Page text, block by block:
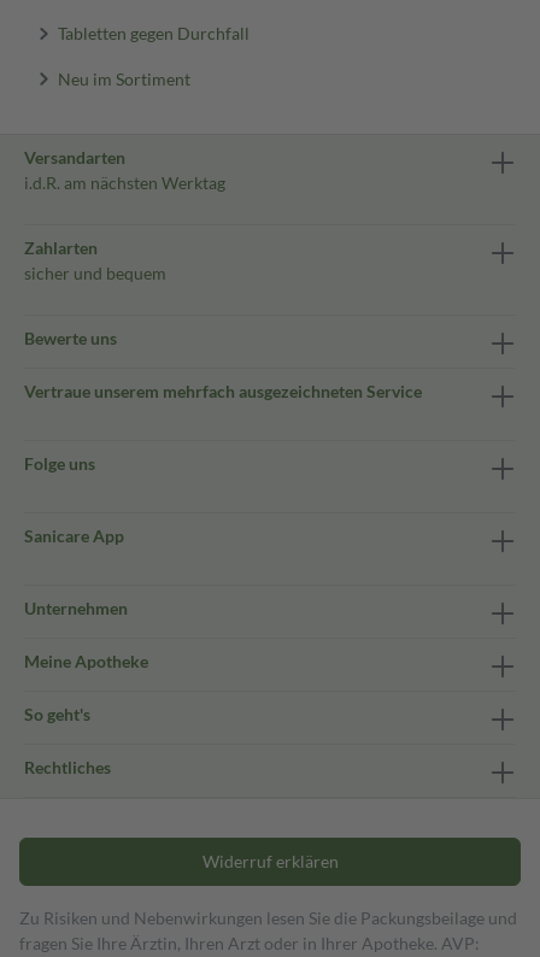
Tabletten gegen Durchfall
Neu im Sortiment
Versandarten
i.d.R. am nächsten Werktag
Zahlarten
sicher und bequem
Bewerte uns
Vertraue unserem mehrfach ausgezeichneten Service
Folge uns
Sanicare App
Unternehmen
Meine Apotheke
So geht's
Rechtliches
Widerruf erklären
Zu Risiken und Nebenwirkungen lesen Sie die Packungsbeilage und
fragen Sie Ihre Ärztin, Ihren Arzt oder in Ihrer Apotheke. AVP: